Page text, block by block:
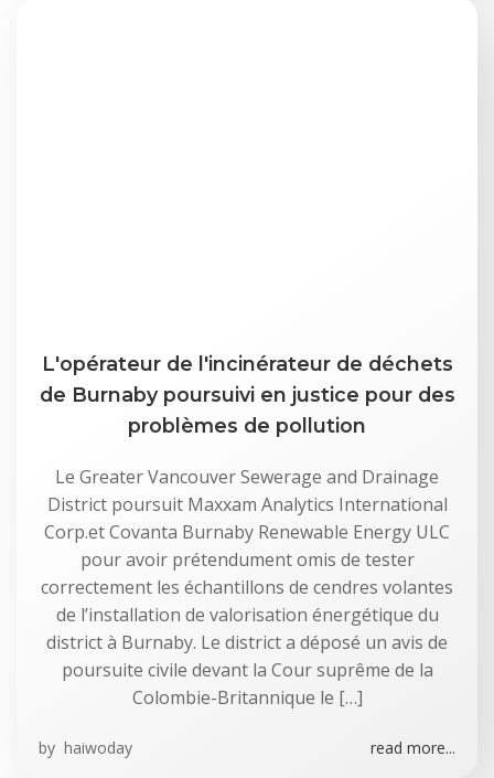
L'opérateur de l'incinérateur de déchets
de Burnaby poursuivi en justice pour des
problèmes de pollution
Le Greater Vancouver Sewerage and Drainage
District poursuit Maxxam Analytics International
Corp.et Covanta Burnaby Renewable Energy ULC
pour avoir prétendument omis de tester
correctement les échantillons de cendres volantes
de l’installation de valorisation énergétique du
district à Burnaby. Le district a déposé un avis de
poursuite civile devant la Cour suprême de la
Colombie-Britannique le […]
by haiwoday read more...